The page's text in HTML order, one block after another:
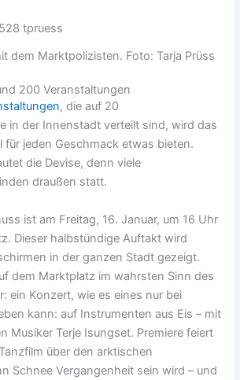
dem Marktpolizisten. Foto: Tarja Prüss
200 Veranstaltungen
, die auf 20
in der Innenstadt verteilt sind, wird das
für jeden Geschmack etwas bieten.
die Devise, denn viele
draußen statt.
ist am Freitag, 16. Januar, um 16 Uhr
Dieser halbstündige Auftakt wird
in der ganzen Stadt gezeigt.
dem Marktplatz im wahrsten Sinn des
ein Konzert, wie es eines nur bei
kann: auf Instrumenten aus Eis – mit
Musiker Terje Isungset. Premiere feiert
über den arktischen
Schnee Vergangenheit sein wird – und